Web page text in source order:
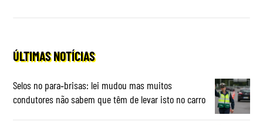
ÚLTIMAS NOTÍCIAS
Selos no para‑brisas: lei mudou mas muitos
condutores não sabem que têm de levar isto no carro